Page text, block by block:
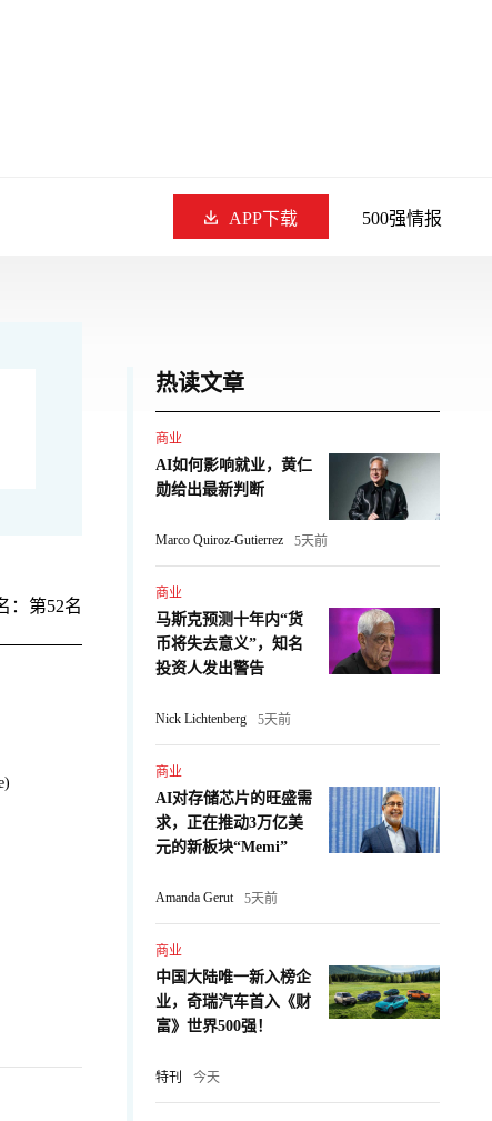
APP下载 500强情报
：第52名
热读文章
商业
AI如何影响就业，黄仁
勋给出最新判断
Marco Quiroz-Gutierrez 5天前
商业
马斯克预测十年内“货
币将失去意义”，知名
投资人发出警告
Nick Lichtenberg 5天前
商业
AI对存储芯片的旺盛需
求，正在推动3万亿美
元的新板块“Memi”
Amanda Gerut 5天前
商业
中国大陆唯一新入榜企
业，奇瑞汽车首入《财
富》世界500强！
特刊 今天